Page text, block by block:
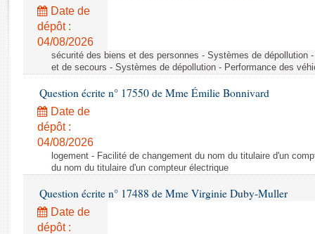
Rapports législatifs
Rapports sur l'application des lois
Baromètre de l’application des lois
Dossiers législatifs
Budget et sécurité sociale
Questions écrites et orales
Comptes rendus des débats
Date de
dépôt :
04/08/2026
sécurité des biens et des personnes - Systèmes de dépollution
et de secours - Systèmes de dépollution - Performance des
Question écrite n° 17550 de Mme Émilie Bonnivard
Date de
dépôt :
04/08/2026
logement - Facilité de changement du nom du titulaire d'un
du nom du titulaire d'un compteur électrique
Question écrite n° 17488 de Mme Virginie Duby-Muller
Date de
dépôt :